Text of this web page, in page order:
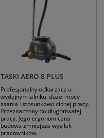
TASKI AERO 8 PLUS
Profesjonalny odkurzacz o
wydajnym silniku, dużej mocy
ssania i stosunkowo cichej pracy.
Przeznaczony do długotrwałej
pracy. Jego ergonomiczna
budowa zmniejsza wysiłek
pracowników.